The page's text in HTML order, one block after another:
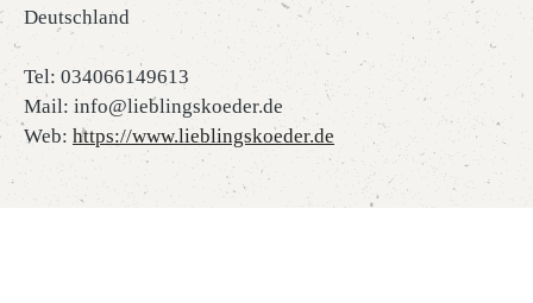
Deutschland
Tel: 034066149613
Mail: info@lieblingskoeder.de
Web: https://www.lieblingskoeder.de